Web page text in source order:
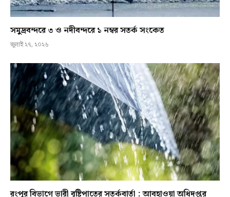
সমুদ্রবন্দরে ৩ ও নদীবন্দরে ১ নম্বর সতর্ক সংকেত
জুলাই ২৭, ২০২৬
রংপুর বিভাগে ভারী বৃষ্টিপাতের সতর্কবার্তা : আবহাওয়া অধিদপ্তর